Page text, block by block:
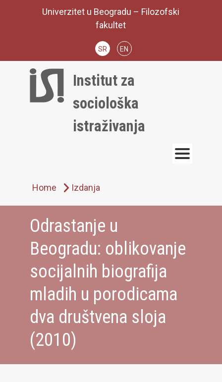
Univerzitet u Beogradu – Filozofski
fakultet
SR EN
Institut za
sociološka
istraživanja
Home Izdanja
Odrastanje u
Beogradu: oblikovanje
socijalnih biografija
mladih u porodicama
dva društvena sloja
(2010)